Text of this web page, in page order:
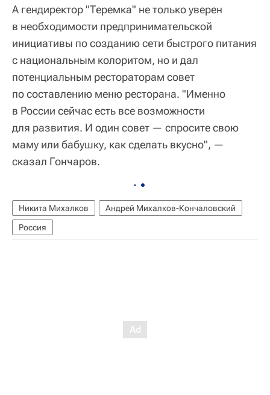
А гендиректор "Теремка" не только уверен
в необходимости предпринимательской
инициативы по созданию сети быстрого питания
с национальным колоритом, но и дал
потенциальным рестораторам совет
по составлению меню ресторана. "Именно
в России сейчас есть все возможности
для развития. И один совет — спросите свою
маму или бабушку, как сделать вкусно", —
сказал Гончаров.
Никита Михалков
Андрей Михалков-Кончаловский
Россия